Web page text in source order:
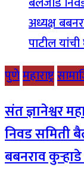
पुणेमहाराष्ट्र
संत ज्ञानेश्वर
निवड समिती
बबनराव